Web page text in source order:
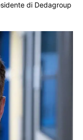
di Dedagroup